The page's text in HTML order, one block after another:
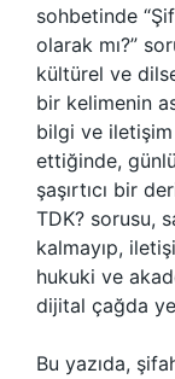
sohbetinde
olarak mı?”
kültürel ve
bir kelimenin
bilgi ve
ettiğinde,
şaşırtıcı bir
TDK? sorusu,
kalmayıp,
hukuki ve
dijital çağda
Bu yazıda,